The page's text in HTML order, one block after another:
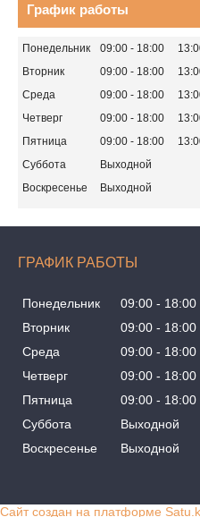
График работы
Понедельник 09:00 18:00
Вторник
09:00 18:00
Среда
09:00 18:00
Четверг
09:00 18:00
Пятница
09:00 18:00
Суббота
Выходной
Воскресенье
Выходной
ГРАФИК РАБОТЫ
Понедельник 09:00 18:00
Вторник
09:00 18:00
Среда
09:00 18:00
Четверг
09:00 18:00
Пятница
09:00 18:00
Суббота
Выходной
Воскресенье
Выходной
Сайт создан на платформе